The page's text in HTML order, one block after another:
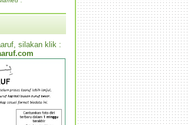
silakan klik :